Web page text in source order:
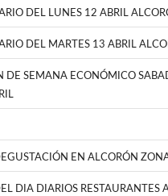
DEL LUNES 12 ABRIL
DEL MARTES 13 ABRIL
DE SEMANA ECONÓMICO
EN ALCORÓN
DIA DIARIOS RESTAURANTES